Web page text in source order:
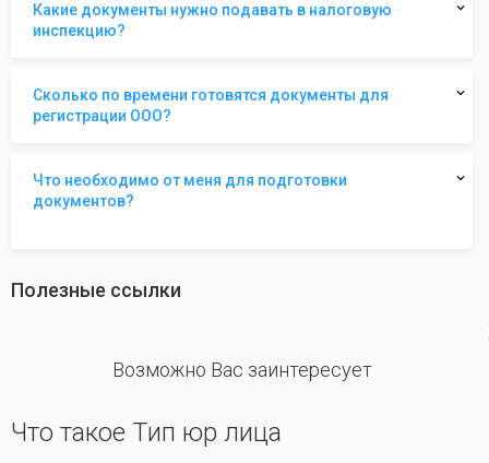
Какие документы нужно подавать в налоговую
инспекцию?
Сколько по времени готовятся документы для
регистрации ООО?
Что необходимо от меня для подготовки
документов?
Полезные ссылки
Возможно Вас заинтересует
Что такое Тип юр лица